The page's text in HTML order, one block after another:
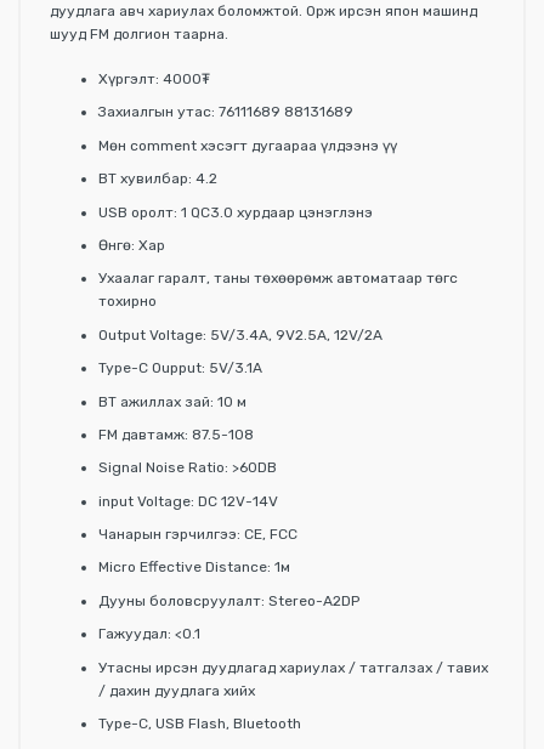
дуудлага авч хариулах боломжтой. Орж ирсэн япон машинд
шууд FM долгион таарна.
Хүргэлт: 4000₮
Захиалгын утас: 76111689 88131689
Мөн comment хэсэгт дугаараа үлдээнэ үү
BT хувилбар: 4.2
USB оролт: 1 QC3.0 хурдаар цэнэглэнэ
Өнгө: Хар
Ухаалаг гаралт, таны төхөөрөмж автоматаар төгс
тохирно
Output Voltage: 5V/3.4A, 9V2.5A, 12V/2A
Type-C Oupput: 5V/3.1A
BT ажиллах зай: 10 м
FM давтамж: 87.5-108
Signal Noise Ratio: >60DB
input Voltage: DC 12V-14V
Чанарын гэрчилгээ: CE, FCC
Micro Effective Distance: 1м
Дууны боловсруулалт: Stereo-A2DP
Гажуудал: <0.1
Утасны ирсэн дуудлагад хариулах / татгалзах / тавих
/ дахин дуудлага хийх
Type-C, USB Flash, Bluetooth